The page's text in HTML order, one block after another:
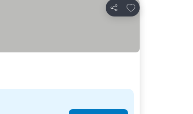
Compartir
Agregar a favoritos